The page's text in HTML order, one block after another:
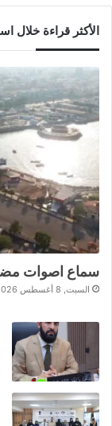
الأكثر قراءة خلال
سماع اصوات
السبت, 8 أغسطس 2026 - 5:14 ص